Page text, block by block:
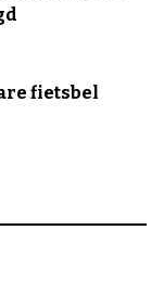
fietsbel